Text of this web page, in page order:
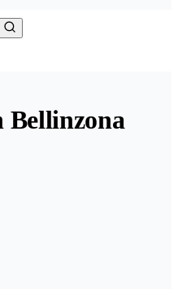
Bellinzona